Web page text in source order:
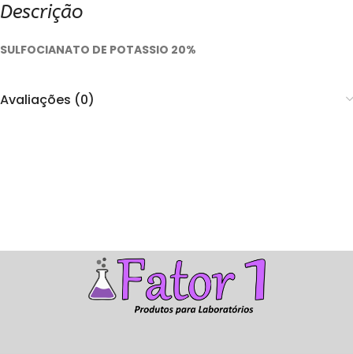
Descrição
SULFOCIANATO DE POTASSIO 20%
Avaliações (0)